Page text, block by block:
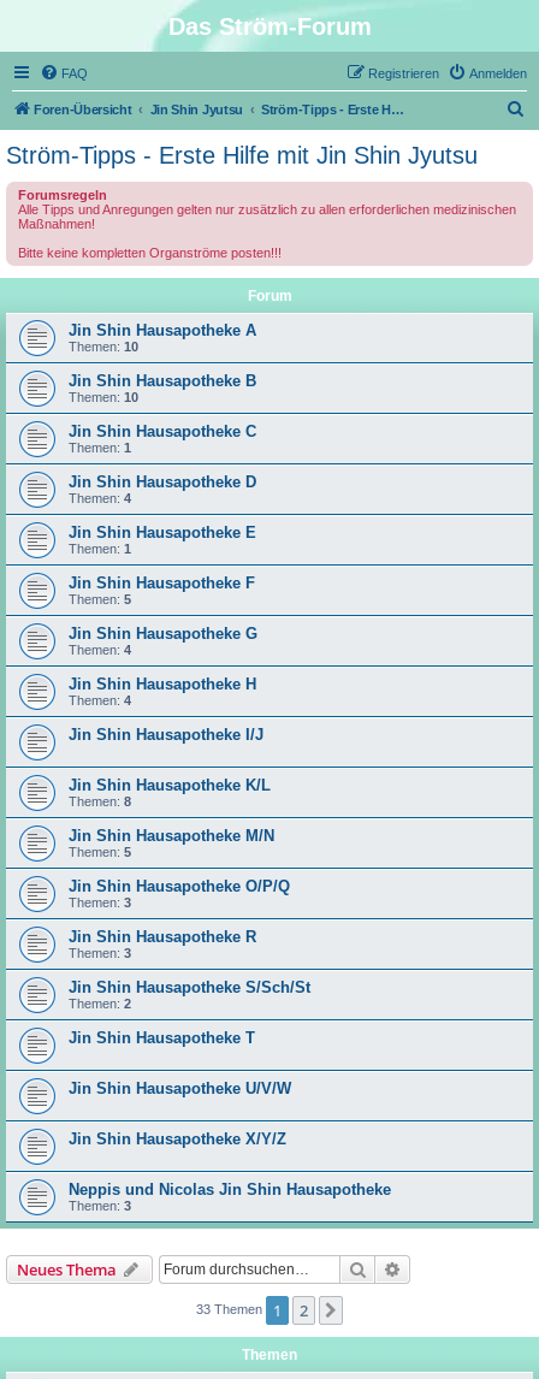
Das Ström-Forum
FAQ Anmelden
Registrieren
Foren-Übersicht Jin Shin Jyutsu Ström-Tipps - Erste Hilfe mit Jin Shin Jyutsu
Ström-Tipps - Erste Hilfe mit Jin Shin Jyutsu
Forumsregeln
Alle Tipps und Anregungen gelten nur zusätzlich zu allen erforderlichen medizinischen
Maßnahmen!
Bitte keine kompletten Organströme posten!!!
Forum
Jin Shin Hausapotheke A
Themen: 10
Jin Shin Hausapotheke B
Themen: 10
Jin Shin Hausapotheke C
Themen: 1
Jin Shin Hausapotheke D
Themen: 4
Jin Shin Hausapotheke E
Themen: 1
Jin Shin Hausapotheke F
Themen: 5
Jin Shin Hausapotheke G
Themen: 4
Jin Shin Hausapotheke H
Themen: 4
Jin Shin Hausapotheke I/J
Jin Shin Hausapotheke K/L
Themen: 8
Jin Shin Hausapotheke M/N
Themen: 5
Jin Shin Hausapotheke O/P/Q
Themen: 3
Jin Shin Hausapotheke R
Themen: 3
Jin Shin Hausapotheke S/Sch/St
Themen: 2
Jin Shin Hausapotheke T
Jin Shin Hausapotheke U/V/W
Jin Shin Hausapotheke X/Y/Z
Neppis und Nicolas Jin Shin Hausapotheke
Themen: 3
Neues Thema Suche
33 Themen 1 2
Themen